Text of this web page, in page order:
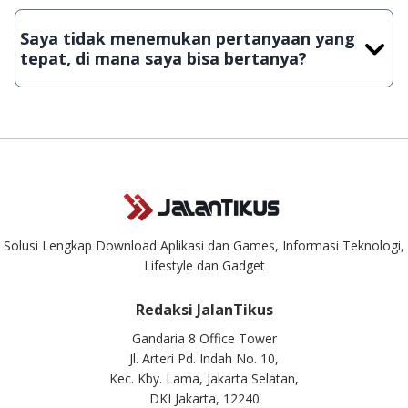
Demi menjaga kualitas aplikasi dan games yang ada di
download secara manual, sehingga kuota sebesar ribuan
aplikasi & games tidak dapat tercapai dalam waktu yang
singkat.
Saya tidak menemukan pertanyaan yang
tepat, di mana saya bisa bertanya?
Kami dengan senang hati menjawab setiap pertanyaan yang
Solusi Lengkap Download Aplikasi dan Games, Informasi Teknologi,
Lifestyle dan Gadget
Redaksi JalanTikus
Gandaria 8 Office Tower
Jl. Arteri Pd. Indah No. 10,
Kec. Kby. Lama, Jakarta Selatan,
DKI Jakarta, 12240